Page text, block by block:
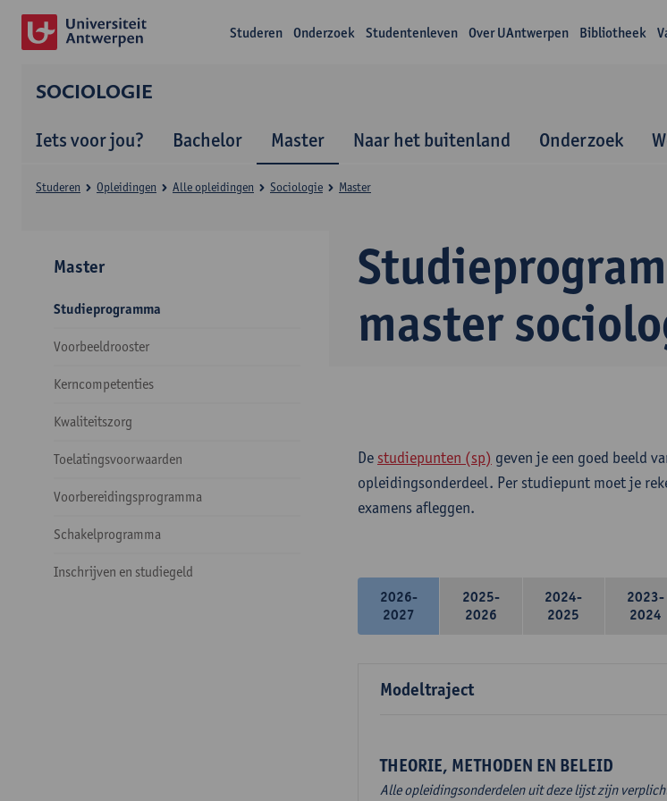
Studeren Onderzoek Studentenleven Over UAntwerpen Bibliotheek
SOCIOLOGIE
Iets voor jou? Bachelor Master Naar het buitenland Onderzoek
master
Studeren Opleidingen Alle opleidingen Sociologie Master
Master
Studieprogramma
Voorbeeldrooster
Kerncompetenties
Kwaliteitszorg
Toelatingsvoorwaarden
Voorbereidingsprogramma
Schakelprogramma
Inschrijven en studiegeld
De studiepunten (sp) geven je een goed beeld
opleidingsonderdeel. Per studiepunt moet je
examens afleggen.
2026-
2027
2025-
2026
2024-
2025
2023-
2024
Modeltraject
THEORIE, METHODEN EN BELEID
Alle opleidingsonderdelen uit deze lijst zijn